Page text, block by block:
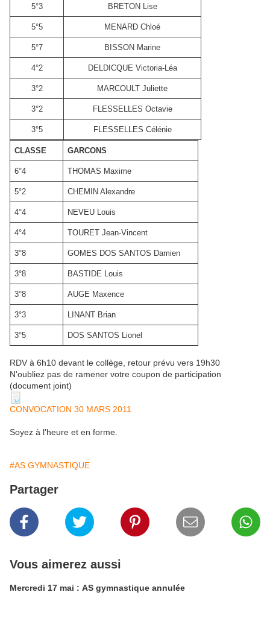
5°3 BRETON Lise
5°5 MENARD Chloé
5°7 BISSON Marine
4°2 DELDICQUE Victoria-Léa
3°2 MARCOULT Juliette
3°2 FLESSELLES Octavie
3°5 FLESSELLES Célénie
CLASSE GARCONS
6°4 THOMAS Maxime
5°2 CHEMIN Alexandre
4°4 NEVEU Louis
4°4 TOURET Jean-Vincent
3°8 GOMES DOS SANTOS Damien
3°8 BASTIDE Louis
3°8 AUGE Maxence
3°3 LINANT Brian
3°5 DOS SANTOS Lionel
RDV à 6h10 devant le collège, retour prévu vers 19h30
N'oubliez pas de ramener votre coupon de participation
(document joint)
CONVOCATION 30 MARS 2011
Soyez à l'heure et en forme.
#AS GYMNASTIQUE
Partager
Vous aimerez aussi
Mercredi 17 mai : AS gymnastique annulée